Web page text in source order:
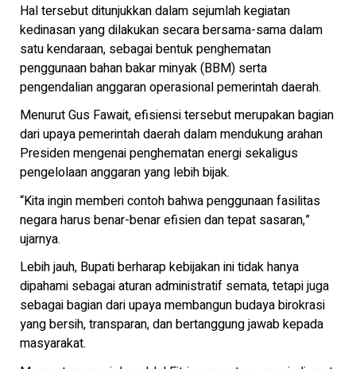
Hal tersebut ditunjukkan dalam sejumlah kegiatan
kedinasan yang dilakukan secara bersama-sama dalam
satu kendaraan, sebagai bentuk penghematan
penggunaan bahan bakar minyak (BBM) serta
pengendalian anggaran operasional pemerintah daerah.
Menurut Gus Fawait, efisiensi tersebut merupakan bagian
dari upaya pemerintah daerah dalam mendukung arahan
Presiden mengenai penghematan energi sekaligus
pengelolaan anggaran yang lebih bijak.
“Kita ingin memberi contoh bahwa penggunaan fasilitas
negara harus benar-benar efisien dan tepat sasaran,”
ujarnya.
Lebih jauh, Bupati berharap kebijakan ini tidak hanya
dipahami sebagai aturan administratif semata, tetapi juga
sebagai bagian dari upaya membangun budaya birokrasi
yang bersih, transparan, dan bertanggung jawab kepada
masyarakat.